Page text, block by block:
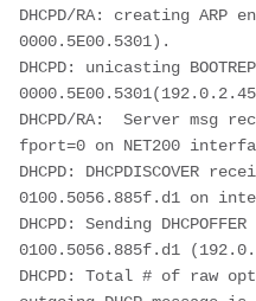
DHCPD/RA: creating ARP
0000.5E00.5301).
DHCPD: unicasting
DHCPD/RA:  Server msg
fport=0 on NET200
DHCPD: DHCPDISCOVER
0100.5056.885f.d1 on
DHCPD: Sending
0100.5056.885f.d1
DHCPD: Total # of raw